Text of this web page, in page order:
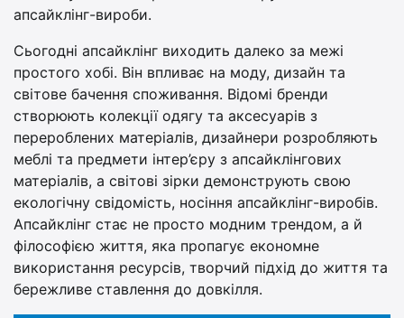
апсайклінг-вироби.
Сьогодні апсайклінг виходить далеко за межі
простого хобі. Він впливає на моду, дизайн та
світове бачення споживання. Відомі бренди
створюють колекції одягу та аксесуарів з
перероблених матеріалів, дизайнери розробляють
меблі та предмети інтер’єру з апсайклінгових
матеріалів, а світові зірки демонструють свою
екологічну свідомість, носіння апсайклінг-виробів.
Апсайклінг стає не просто модним трендом, а й
філософією життя, яка пропагує економне
використання ресурсів, творчий підхід до життя та
бережливе ставлення до довкілля.